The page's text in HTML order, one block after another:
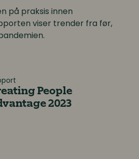
på praksis innen
viser trender fra før,
People
2023